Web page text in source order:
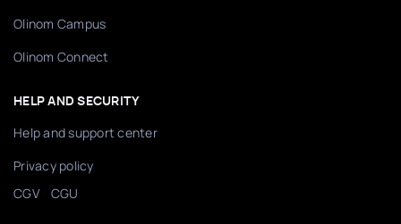
Olinom Campus
Olinom Connect
HELP AND SECURITY
Help and support center
Privacy policy
CGV/ CGU